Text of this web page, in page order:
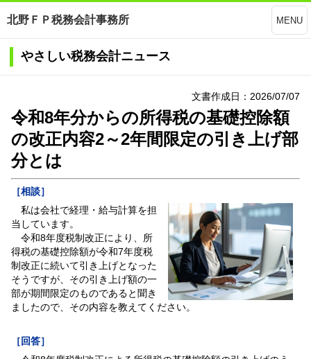
北野ＦＰ税務会計事務所 MENU
やさしい税務会計ニュース
文書作成日：2026/07/07
令和8年分からの所得税の基礎控除額
の改正内容2～2年間限定の引き上げ部
分とは
［相談］
私は会社で経理・給与計算を担
当しています。
令和8年度税制改正により、所
得税の基礎控除額が令和7年度税
制改正に続いて引き上げとなった
そうですが、その引き上げ額の一
部が期間限定のものであると聞き
ましたので、その内容を教えてください。
［回答］